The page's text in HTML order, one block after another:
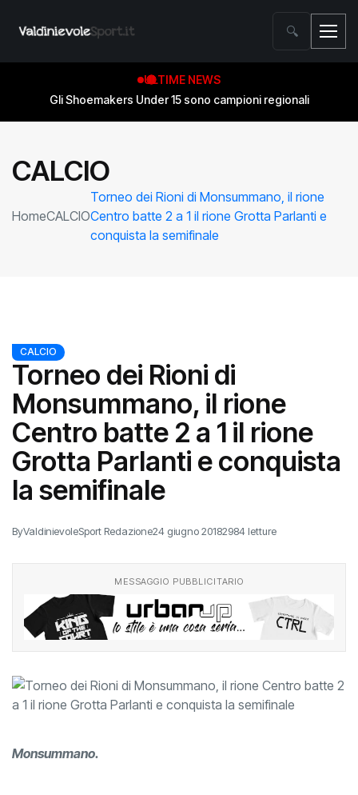
🔍
ULTIME NEWS
Gli Shoemakers Under 15 sono campioni regionali
CALCIO
HomeCALCIO
Torneo dei Rioni di Monsummano, il rione
Centro batte 2 a 1 il rione Grotta Parlanti e
conquista la semifinale
CALCIO
Torneo dei Rioni di
Monsummano, il rione
Centro batte 2 a 1 il rione
Grotta Parlanti e conquista
la semifinale
ByValdinievoleSport Redazione24 giugno 20182984 letture
MESSAGGIO PUBBLICITARIO
Monsummano.